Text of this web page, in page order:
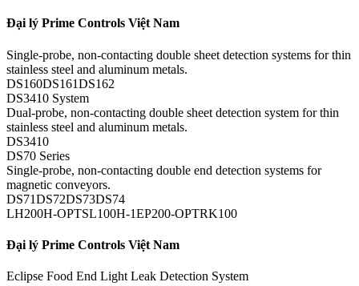
Đại lý Prime Controls Việt Nam
Single-probe, non-contacting double sheet detection systems for thin
stainless steel and aluminum metals.
DS160DS161DS162
DS3410 System
Dual-probe, non-contacting double sheet detection system for thin
stainless steel and aluminum metals.
DS3410
DS70 Series
Single-probe, non-contacting double end detection systems for
magnetic conveyors.
DS71DS72DS73DS74
LH200H-OPTSL100H-1EP200-OPTRK100
Đại lý Prime Controls Việt Nam
Eclipse Food End Light Leak Detection System